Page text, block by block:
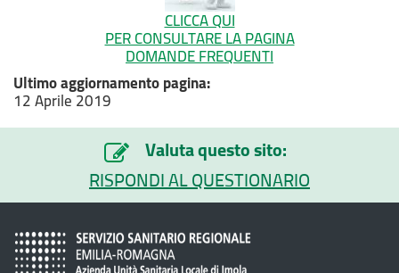
CLICCA QUI
PER CONSULTARE LA PAGINA
DOMANDE FREQUENTI
Ultimo aggiornamento pagina:
12 Aprile 2019
Valuta questo sito:
RISPONDI AL QUESTIONARIO